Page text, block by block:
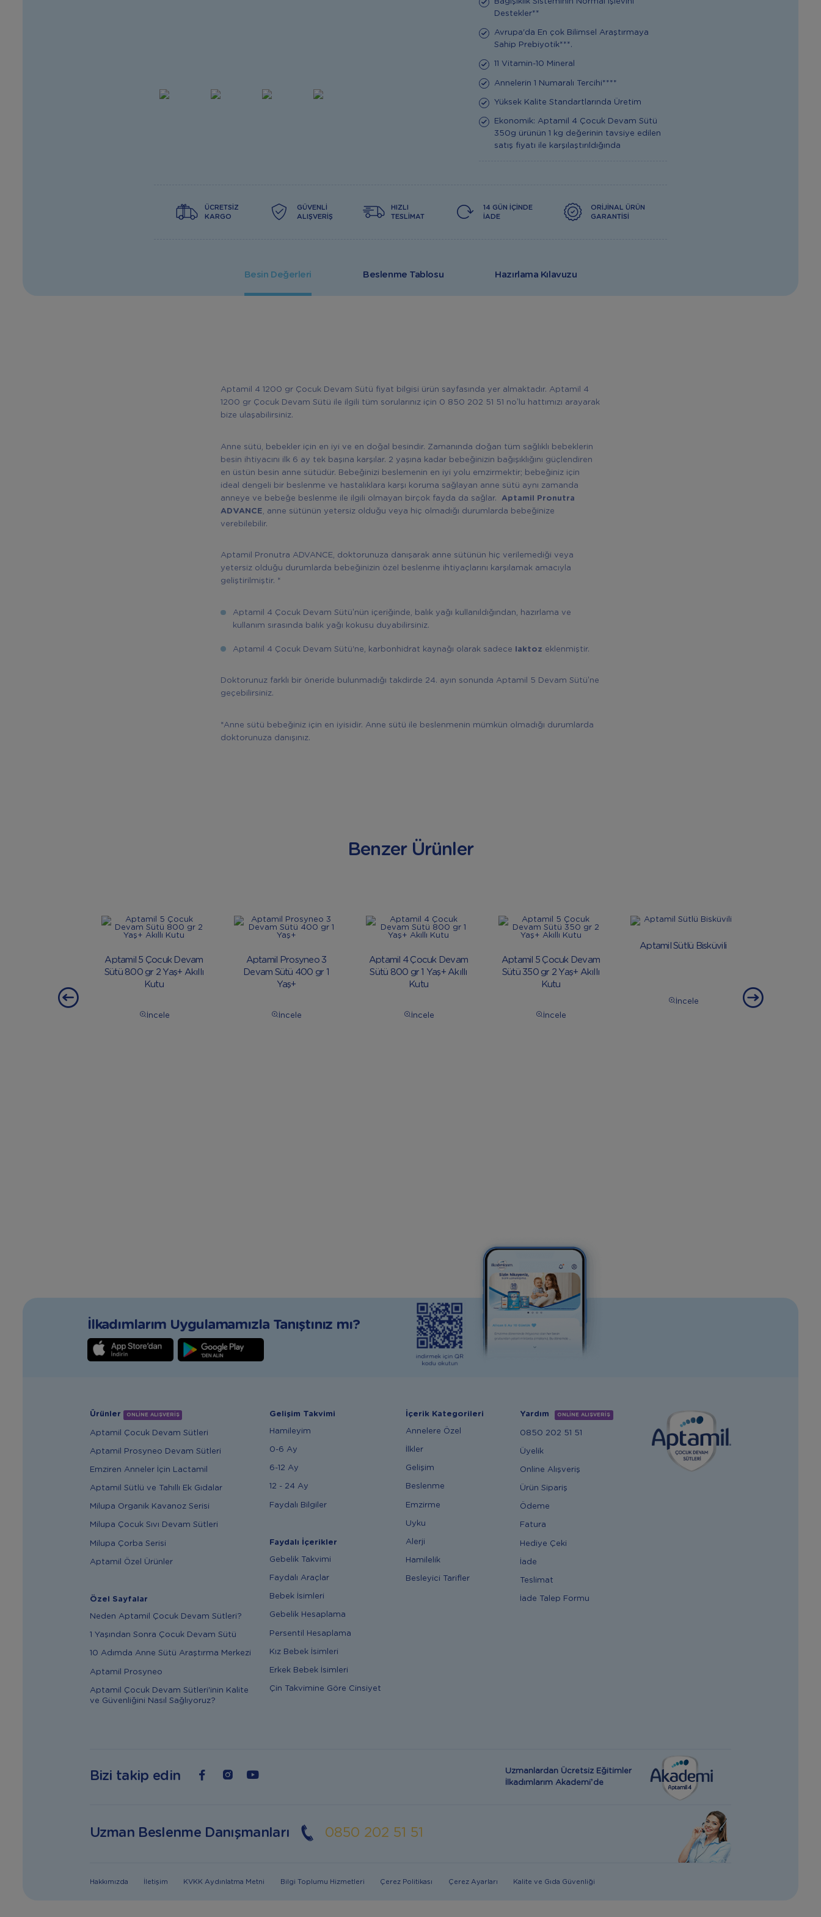
Destekler**
Avrupa'da En çok Bilimsel Araştırmaya
Sahip Prebiyotik***.
11 Vitamin-10 Mineral
Annelerin 1 Numaralı Tercihi****
Yüksek Kalite Standartlarında Üretim
Ekonomik: Aptamil 4 Çocuk Devam Sütü
350g ürünün 1 kg değerinin tavsiye edilen
satış fiyatı ile karşılaştırıldığında
ÜCRETSIZ
KARGO
GÜVENLI
ALIŞVERIŞ
HIZLI
TESLIMAT
14 GÜN İÇINDE
İADE
ORIJINAL ÜRÜN
GARANTISI
Besin Değerleri Beslenme Tablosu Hazırlama Kılavuzu
Aptamil 4 1200 gr Çocuk Devam Sütü fiyat bilgisi ürün sayfasında yer almaktadır. Aptamil 4
1200 gr Çocuk Devam Sütü ile ilgili tüm sorularınız için 0 850 202 51 51 no’lu hattımızı arayarak
bize ulaşabilirsiniz.
Anne sütü, bebekler için en iyi ve en doğal besindir. Zamanında doğan tüm sağlıklı bebeklerin
besin ihtiyacını ilk 6 ay tek başına karşılar. 2 yaşına kadar bebeğinizin bağışıklığını güçlendiren
en üstün besin anne sütüdür. Bebeğinizi beslemenin en iyi yolu emzirmektir; bebeğiniz için
ideal dengeli bir beslenme ve hastalıklara karşı koruma sağlayan anne sütü aynı zamanda
anneye ve bebeğe beslenme ile ilgili olmayan birçok fayda da sağlar.
Aptamil Pronutra
ADVANCE , anne sütünün yetersiz olduğu veya hiç olmadığı durumlarda bebeğinize
verebilebilir.
Aptamil Pronutra ADVANCE, doktorunuza danışarak anne sütünün hiç verilemediği veya
yetersiz olduğu durumlarda bebeğinizin özel beslenme ihtiyaçlarını karşılamak amacıyla
geliştirilmiştir. *
Aptamil 4 Çocuk Devam Sütü’nün içeriğinde, balık yağı kullanıldığından, hazırlama ve
kullanım sırasında balık yağı kokusu duyabilirsiniz.
Aptamil 4 Çocuk Devam Sütü'ne, karbonhidrat kaynağı olarak sadece laktoz eklenmiştir.
Doktorunuz farklı bir öneride bulunmadığı takdirde 24. ayın sonunda Aptamil 5 Devam Sütü’ne
geçebilirsiniz.
*Anne sütü bebeğiniz için en iyisidir. Anne sütü ile beslenmenin mümkün olmadığı durumlarda
doktorunuza danışınız.
Benzer Ürünler
Aptamil 5 Çocuk Devam
Sütü 800 gr 2 Yaş+ Akıllı
Kutu
İncele
Aptamil Prosyneo 3
Devam Sütü 400 gr 1
Yaş+
İncele
Aptamil 4 Çocuk Devam
Sütü 800 gr 1 Yaş+ Akıllı
Kutu
İncele
Aptamil 5 Çocuk Devam
Sütü 350 gr 2 Yaş+ Akıllı
Kutu
İncele
Aptamil Sütlü Bisküvili
İncele
İlkadımlarım Uygulamamızla Tanıştınız mı?
Ürünler ONLİNE ALIŞVERİŞ
Aptamil Çocuk Devam Sütleri
Aptamil Prosyneo Devam Sütleri
Emziren Anneler İçin Lactamil
Aptamil Sütlü ve Tahıllı Ek Gıdalar
Milupa Organik Kavanoz Serisi
Milupa Çocuk Sıvı Devam Sütleri
Milupa Çorba Serisi
Aptamil Özel Ürünler
Özel Sayfalar
Neden Aptamil Çocuk Devam Sütleri?
1 Yaşından Sonra Çocuk Devam Sütü
10 Adımda Anne Sütü Araştırma Merkezi
Aptamil Prosyneo
Aptamil Çocuk Devam Sütleri'inin Kalite
ve Güvenliğini Nasıl Sağlıyoruz?
Gelişim Takvimi
Hamileyim
0-6 Ay
6-12 Ay
12 - 24 Ay
Faydalı Bilgiler
Faydalı İçerikler
Gebelik Takvimi
Faydalı Araçlar
Bebek İsimleri
Gebelik Hesaplama
Persentil Hesaplama
Kız Bebek İsimleri
Erkek Bebek İsimleri
Çin Takvimine Göre Cinsiyet
İçerik Kategorileri
Annelere Özel
İlkler
Gelişim
Beslenme
Emzirme
Uyku
Alerji
Hamilelik
Besleyici Tarifler
Yardım ONLİNE ALIŞVERİŞ
0850 202 51 51
Üyelik
Online Alışveriş
Ürün Sipariş
Ödeme
Fatura
Hediye Çeki
İade
Teslimat
İade Talep Formu
Bizi takip edin
Uzmanlardan Ücretsiz Eğitimler
İlkadımlarım Akademi’de
Uzman Beslenme Danışmanları 0850 202 51 51
Hakkımızda İletişim KVKK Aydınlatma Metni Bilgi Toplumu Hizmetleri Çerez Politikası Çerez Ayarları Kalite ve Gıda Güvenliği